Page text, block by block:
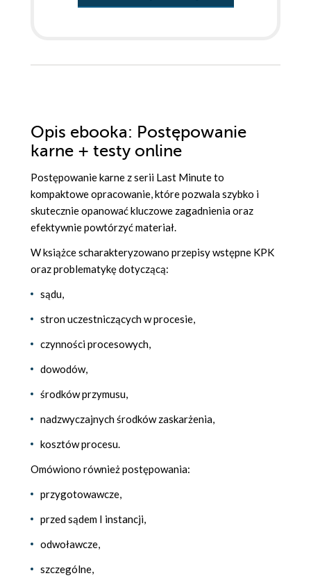
Opis ebooka: Postępowanie
karne + testy online
Postępowanie karne z serii Last Minute to
kompaktowe opracowanie, które pozwala szybko i
skutecznie opanować kluczowe zagadnienia oraz
efektywnie powtórzyć materiał.
W książce scharakteryzowano przepisy wstępne KPK
oraz problematykę dotyczącą:
sądu,
stron uczestniczących w procesie,
czynności procesowych,
dowodów,
środków przymusu,
nadzwyczajnych środków zaskarżenia,
kosztów procesu.
Omówiono również postępowania:
przygotowawcze,
przed sądem I instancji,
odwoławcze,
szczególne,